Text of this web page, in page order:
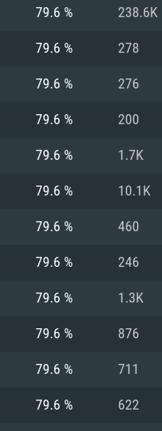
요구
MAC
권장 사양
운영체제:
프로세서:
메모리: 16
그래픽 카드:
권장 사양
운영체제:
프로세서:
상
네트워크: 브
여유 저장 공
권장 사양
운영체제:
프로세서:
메모리: 16 GB
그래픽 카드:
와 동급의 성
지원하는
79.6 % 238.6K
79.6 % 278
79.6 % 276
79.6 % 200
79.6 % 1.7K
79.6 % 10.1K
79.6 % 460
79.6 % 246
79.6 % 1.3K
79.6 % 876
79.6 % 711
79.6 % 622